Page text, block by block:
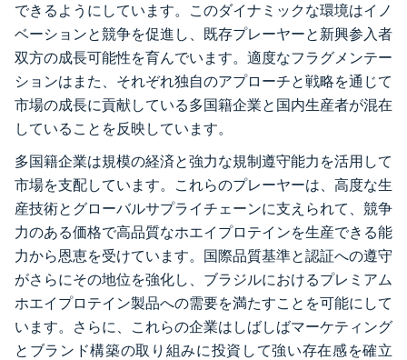
できるようにしています。このダイナミックな環境はイノ
ベーションと競争を促進し、既存プレーヤーと新興参入者
双方の成長可能性を育んでいます。適度なフラグメンテー
ションはまた、それぞれ独自のアプローチと戦略を通じて
市場の成長に貢献している多国籍企業と国内生産者が混在
していることを反映しています。
多国籍企業は規模の経済と強力な規制遵守能力を活用して
市場を支配しています。これらのプレーヤーは、高度な生
産技術とグローバルサプライチェーンに支えられて、競争
力のある価格で高品質なホエイプロテインを生産できる能
力から恩恵を受けています。国際品質基準と認証への遵守
がさらにその地位を強化し、ブラジルにおけるプレミアム
ホエイプロテイン製品への需要を満たすことを可能にして
います。さらに、これらの企業はしばしばマーケティング
とブランド構築の取り組みに投資して強い存在感を確立